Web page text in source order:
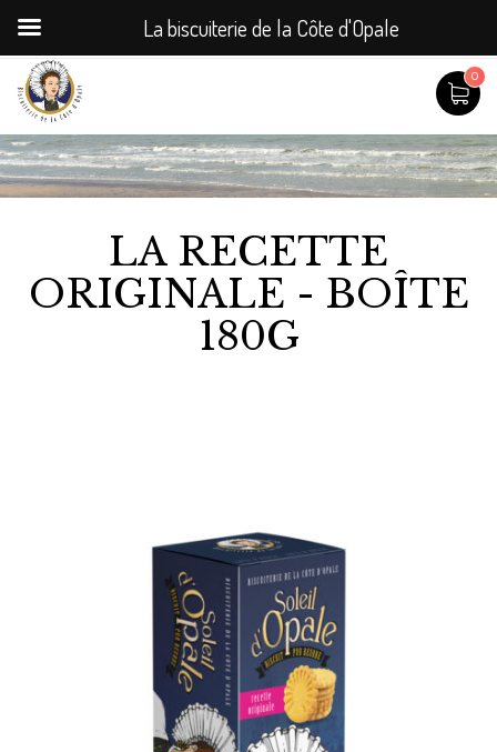
0
LA RECETTE
ORIGINALE - BOÎTE
180G
La biscuiterie de la Côte d'Opale